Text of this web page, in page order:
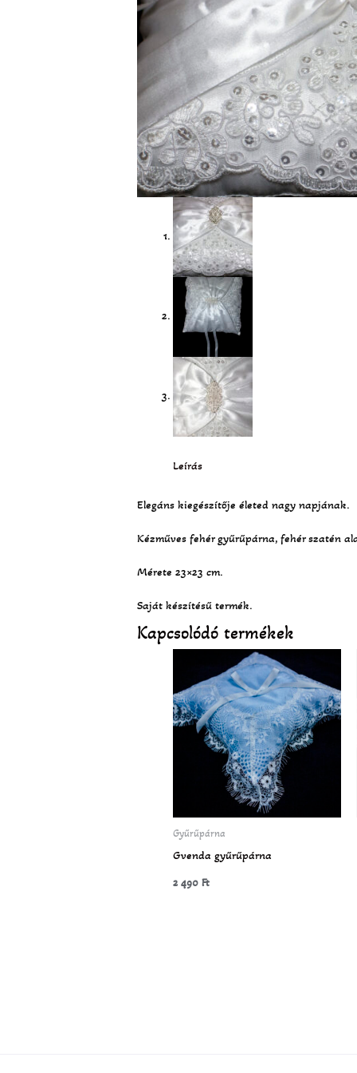
Leírás
Elegáns kiegészítője életed nagy napjának.
Kézműves fehér gyűrűpárna, fehér szatén
Mérete 23×23 cm.
Saját készítésű termék.
Kapcsolódó termékek
Gyűrűpárna
Gvenda gyűrűpárna
2 490Ft